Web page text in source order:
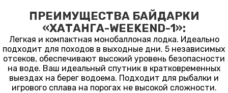
ПРЕИМУЩЕСТВА БАЙДАРКИ
«ХАТАНГА-WEEKEND-1»:
Легкая и компактная монобаллоная лодка. Идеально
подходит для походов в выходные дни. 5 независимых
отсеков, обеспечивают высокий уровень безопасности
на воде. Ваш идеальный спутник в кратковременных
выездах на берег водоема. Подходит для рыбалки и
игрового сплава на порогах не высокой сложности.